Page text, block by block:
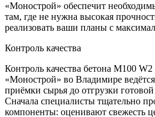
«Монострой» обеспечит
там, где не нужна высокая
реализовать ваши планы с
Контроль качества
Контроль качества бетона М100
«Монострой» во Владимире
приёмки сырья до отгрузки
Сначала специалисты тщательно
компоненты: оценивают свежесть